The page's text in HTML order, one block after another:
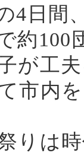
4日間
約100
が工
市内
りは